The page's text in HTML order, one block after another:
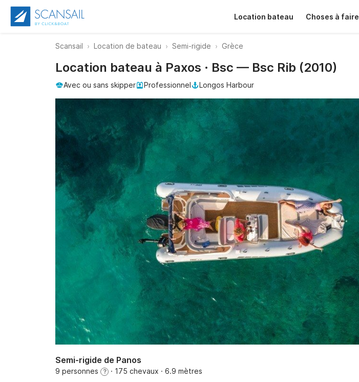
Location bateau Choses à faire
Scansail Location de bateau Semi-rigide Grèce
Location bateau à Paxos · Bsc — Bsc Rib (2010)
Avec ou sans skipper Professionnel Longos Harbour
Semi-rigide de Panos
9 personnes ? · 175 chevaux · 6.9 mètres